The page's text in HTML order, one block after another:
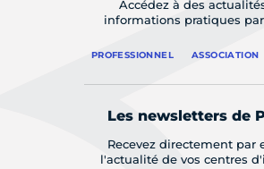
Accédez à des
informations pratiques
PROFESSIONNEL ASSOCIATION
Les newsletters de
Recevez directement par
l'actualité de vos centres